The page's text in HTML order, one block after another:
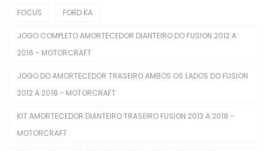
Bombas De Combustível
Bombas De Óleo
FOCUS FORD KA
JOGO COMPLETO AMORTECEDOR DIANTEIRO DO FUSION 2012 A
2016 - MOTORCRAFT
JOGO DO AMORTECEDOR TRASEIRO AMBOS OS LADOS DO FUSION
2012 A 2018 - MOTORCRAFT
KIT AMORTECEDOR DIANTEIRO TRASEIRO FUSION 2013 A 2018 -
MOTORCRAFT